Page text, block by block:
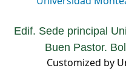
Edif. Sede principal
Buen Pastor.
Customized by